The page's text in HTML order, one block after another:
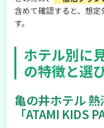
含めて確認すると、想
す。
ホテル別に
の特徴と選
亀の井ホテル
「ATAMI KIDS